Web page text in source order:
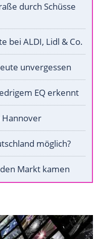
durch Schüsse
bei ALDI, Lidl & Co.
unvergessen
EQ erkennt
Hannover
möglich?
Markt kamen